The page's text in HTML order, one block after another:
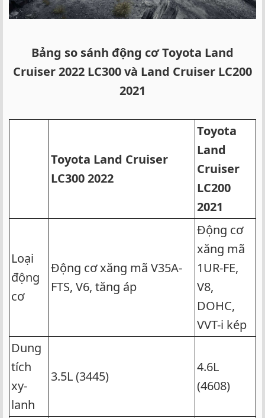
Bảng so sánh động cơ Toyota Land
Cruiser 2022 LC300 và Land Cruiser LC200
2021
Toyota Land Cruiser
LC300 2022
Toyota
Land
Cruiser
LC200
2021
Loại
động
cơ
Động cơ xăng mã V35A-
FTS, V6, tăng áp
Động cơ
xăng mã
1UR-FE,
V8,
DOHC,
VVT-i kép
Dung
tích
xy-
lanh
3.5L (3445)
4.6L
(4608)